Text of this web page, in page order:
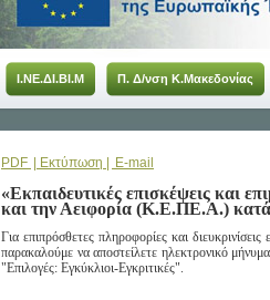
Ι.ΝΕ.ΔΙ.ΒΙ.Μ Π. Δ/νση Κ.Μακεδονίας
PDF | Εκτύπωση | E-mail
«Εκπαιδευτικές επισκέψεις και
και την Αειφορία (Κ.Ε.ΠΕ.Α.) κατά
Για επιπρόσθετες πληροφορίες και
παρακαλούμε να αποστείλετε ηλεκτρονικό
"Επιλογές: Εγκύκλιοι-Εγκριτικές".